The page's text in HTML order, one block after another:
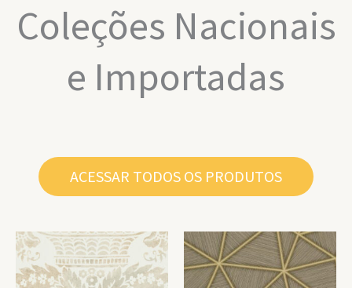
Coleções Nacionais
e Importadas
ACESSAR TODOS OS PRODUTOS